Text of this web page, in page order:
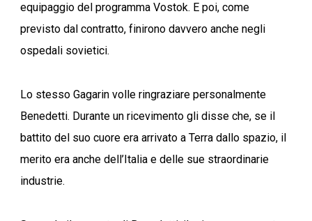
equipaggio del programma Vostok. E poi, come
previsto dal contratto, finirono davvero anche negli
ospedali sovietici.
Lo stesso Gagarin volle ringraziare personalmente
Benedetti. Durante un ricevimento gli disse che, se il
battito del suo cuore era arrivato a Terra dallo spazio, il
merito era anche dell’Italia e delle sue straordinarie
industrie.